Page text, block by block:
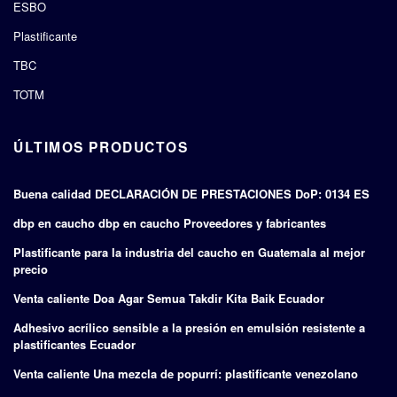
ESBO
Plastificante
TBC
TOTM
ÚLTIMOS PRODUCTOS
Buena calidad DECLARACIÓN DE PRESTACIONES DoP: 0134 ES
dbp en caucho dbp en caucho Proveedores y fabricantes
Plastificante para la industria del caucho en Guatemala al mejor
precio
Venta caliente Doa Agar Semua Takdir Kita Baik Ecuador
Adhesivo acrílico sensible a la presión en emulsión resistente a
plastificantes Ecuador
Venta caliente Una mezcla de popurrí: plastificante venezolano